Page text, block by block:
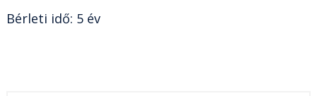
Bérleti idő: 5 év